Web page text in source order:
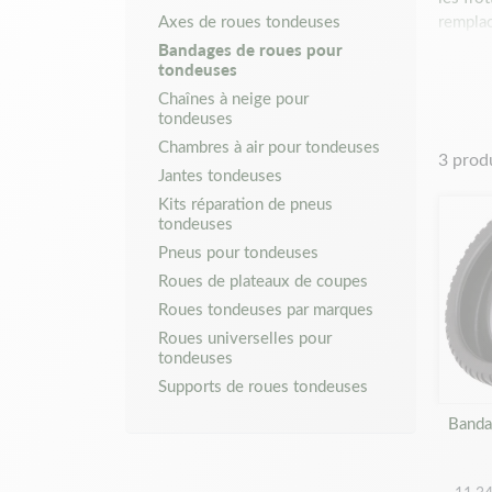
Axes de roues tondeuses
Bandages de roues pour
tondeuses
Chaînes à neige pour
tondeuses
Chambres à air pour tondeuses
Jantes tondeuses
Kits réparation de pneus
tondeuses
Pneus pour tondeuses
Roues de plateaux de coupes
Roues tondeuses par marques
Roues universelles pour
tondeuses
Supports de roues tondeuses
Pour
Le
Chez
plus
3